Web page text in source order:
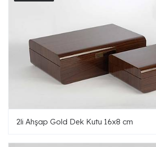
2li Ahşap Gold Dek Kutu 16x8 cm